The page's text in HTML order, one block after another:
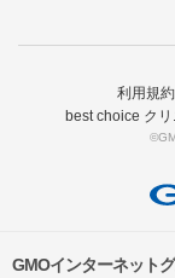
利用規約
best choice ク
GMOインターネット